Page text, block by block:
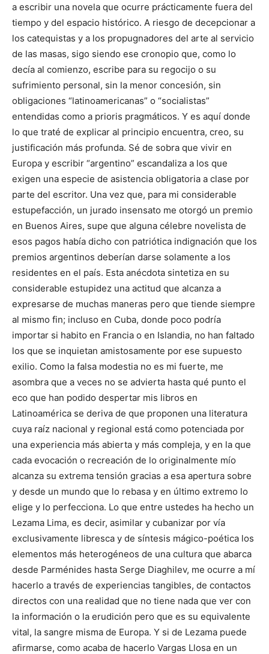
a escribir una novela que ocurre prácticamente fuera del
tiempo y del espacio histórico. A riesgo de decepcionar a
los catequistas y a los propugnadores del arte al servicio
de las masas, sigo siendo ese cronopio que, como lo
decía al comienzo, escribe para su regocijo o su
sufrimiento personal, sin la menor concesión, sin
obligaciones “latinoamericanas” o “socialistas”
entendidas como a prioris pragmáticos. Y es aquí donde
lo que traté de explicar al principio encuentra, creo, su
justificación más profunda. Sé de sobra que vivir en
Europa y escribir “argentino” escandaliza a los que
exigen una especie de asistencia obligatoria a clase por
parte del escritor. Una vez que, para mi considerable
estupefacción, un jurado insensato me otorgó un premio
en Buenos Aires, supe que alguna célebre novelista de
esos pagos había dicho con patriótica indignación que los
premios argentinos deberían darse solamente a los
residentes en el país. Esta anécdota sintetiza en su
considerable estupidez una actitud que alcanza a
expresarse de muchas maneras pero que tiende siempre
al mismo fin; incluso en Cuba, donde poco podría
importar si habito en Francia o en Islandia, no han faltado
los que se inquietan amistosamente por ese supuesto
exilio. Como la falsa modestia no es mi fuerte, me
asombra que a veces no se advierta hasta qué punto el
eco que han podido despertar mis libros en
Latinoamérica se deriva de que proponen una literatura
cuya raíz nacional y regional está como potenciada por
una experiencia más abierta y más compleja, y en la que
cada evocación o recreación de lo originalmente mío
alcanza su extrema tensión gracias a esa apertura sobre
y desde un mundo que lo rebasa y en último extremo lo
elige y lo perfecciona. Lo que entre ustedes ha hecho un
Lezama Lima, es decir, asimilar y cubanizar por vía
exclusivamente libresca y de síntesis mágico-poética los
elementos más heterogéneos de una cultura que abarca
desde Parménides hasta Serge Diaghilev, me ocurre a mí
hacerlo a través de experiencias tangibles, de contactos
directos con una realidad que no tiene nada que ver con
la información o la erudición pero que es su equivalente
vital, la sangre misma de Europa. Y si de Lezama puede
afirmarse, como acaba de hacerlo Vargas Llosa en un